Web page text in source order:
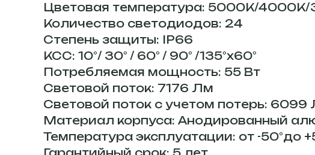
Цветовая температура: 5000К/
Количество светодиодов: 24
Степень защиты: IP66
КСС: 10°/ 30° / 60° / 90° /135°х60°
Потребляемая мощность: 55 Вт
Световой поток: 7176 Лм
Световой поток с учетом потерь: 6099
Материал корпуса: Анодированный
Температура эксплуатации: от -50°до